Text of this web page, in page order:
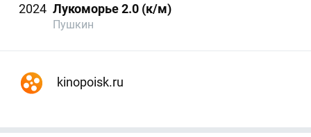
2024 Лукоморье 2.0 (к/м)
Пушкин
kinopoisk.ru